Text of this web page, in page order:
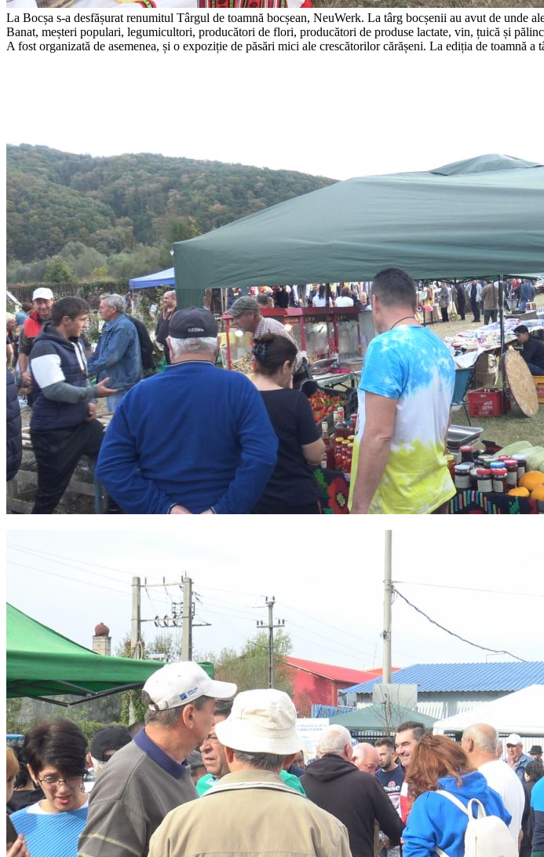
La Bocșa s-a desfășurat renumitul Târgul de toamnă bocșean, NeuWerk. La târg bocșenii au avut de unde
Banat, meșteri populari, legumicultori, producători de flori, producători de produse lactate, vin, țuică și
A fost organizată de asemenea, și o expoziție de păsări mici ale crescătorilor cărășeni. La ediția de toamnă